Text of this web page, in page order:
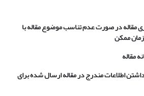
در صورت عدم تناسب موضوع مقاله با
ممکن
مقاله
اطلاعات مندرج در مقاله ارسال شده برای